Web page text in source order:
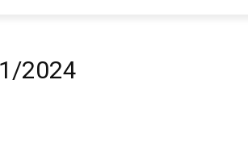
2024